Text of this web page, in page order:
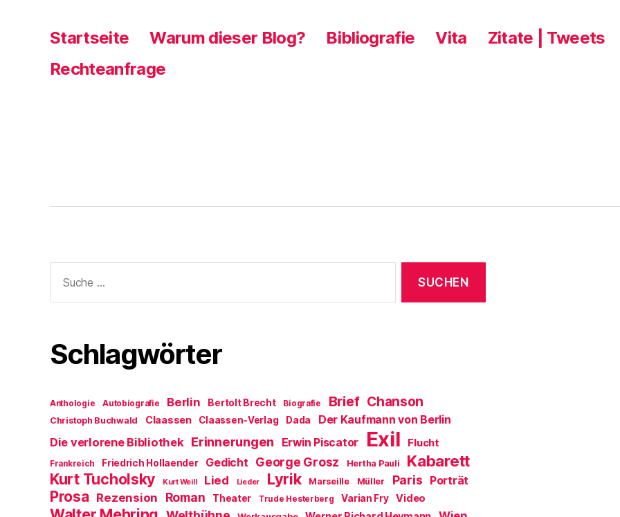
Startseite Warum dieser Blog? Bibliografie Vita Zitate | Tweets
Rechteanfrage
nach:
Schlagwörter
Anthologie Autobiografie Berlin Bertolt Brecht Biografie Brief Chanson
Christoph Buchwald Claassen Claassen-Verlag Dada Der Kaufmann von Berlin
Die verlorene Bibliothek Erinnerungen Erwin Piscator Exil Flucht
Frankreich Friedrich Hollaender Gedicht George Grosz Hertha Pauli Kabarett
Kurt Tucholsky Kurt Weill Lied Lieder Lyrik Marseille Müller Paris Porträt
Prosa Rezension Roman Theater Trude Hesterberg Varian Fry Video